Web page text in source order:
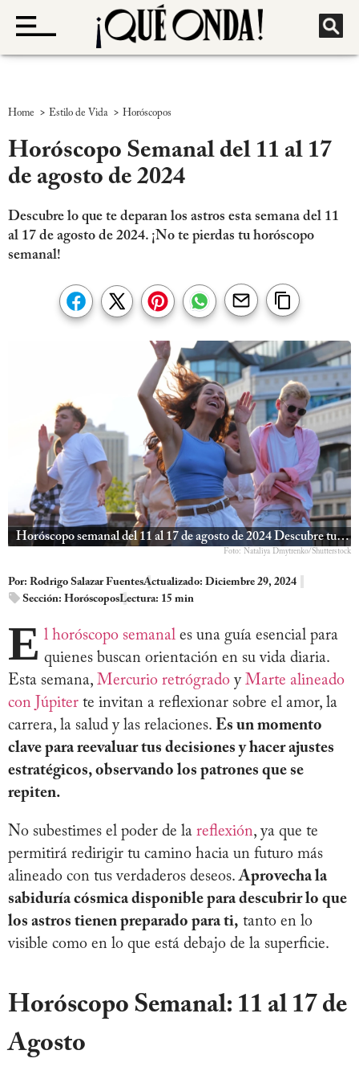
Home > Estilo de Vida > Horóscopos
Horóscopo Semanal del 11 al 17
de agosto de 2024
Descubre lo que te deparan los astros esta semana del 11
al 17 de agosto de 2024. ¡No te pierdas tu horóscopo
semanal!
Horóscopo semanal del 11 al 17 de agosto de 2024 Descubre tu destino
Foto: Nataliya Dmytrenko/Shutterstock
Por: Rodrigo Salazar FuentesActualizado: Diciembre 29, 2024
Sección: HoróscoposLectura: 15 min
E l horóscopo semanal es una guía esencial para
quienes buscan orientación en su vida diaria.
Esta semana, Mercurio retrógrado y Marte alineado
con Júpiter te invitan a reflexionar sobre el amor, la
carrera, la salud y las relaciones. Es un momento
clave para reevaluar tus decisiones y hacer ajustes
estratégicos, observando los patrones que se
repiten.
No subestimes el poder de la reflexión, ya que te
permitirá redirigir tu camino hacia un futuro más
alineado con tus verdaderos deseos.Aprovecha la
sabiduría cósmica disponible para descubrir lo que
los astros tienen preparado para ti, tanto en lo
visible como en lo que está debajo de la superficie.
Horóscopo Semanal: 11 al 17 de
Agosto